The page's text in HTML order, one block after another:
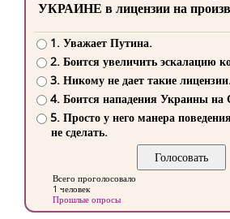
УКРАИНЕ в лицензии на
1. Уважает Путина.
2. Боится увеличить эскалацию
3. Никому не дает такие
4. Боится нападения Украины
5. Просто у него манера
не сделать.
Всего проголосовало
1 человек
Прошлые опросы